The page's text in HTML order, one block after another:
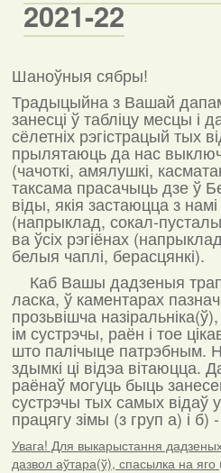
2021-22
Шаноўныя сябры!
Традыцыйна з Вашай
занесці ў табліцу месцы і
сёлетніх рэгістрацый тых
прылятаюць да нас
(чачоткі, амялушкі,
таксама прасачыць дзе ў
віды, якія застаюцца з
(напрыклад, сокал-
ва ўсіх рэгіёнах
белыя чаплі, берасцянкі).
Каб Вашы дадзеныя
ласка, ў каментарах
прозьвішча
ім сустрэчы, раён і тое
што палічыце патрэбным.
здымкі ці відэа вітаюцца.
раёнаў могуць быць
сустрэчы тых самых відаў
працягу зімы (з груп а) і
Увага! Для выкарыстання
дазвол аўтара(ў), спасылка на яго